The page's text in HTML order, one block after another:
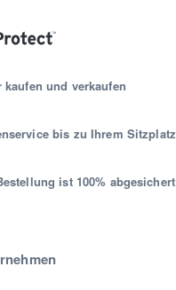
kaufen und verkaufen
bis zu Ihrem Sitzplatz
ist 100% abgesichert